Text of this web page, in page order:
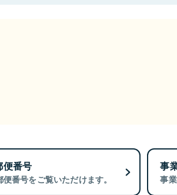
便番号
番号をご覧いただけます。
事
事